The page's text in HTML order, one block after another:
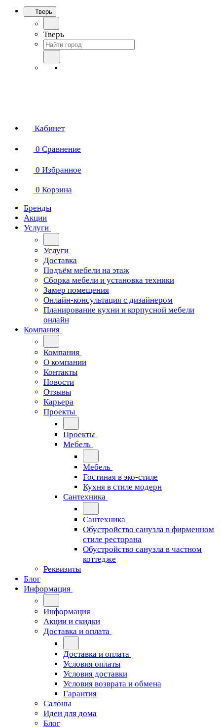
Тверь
Тверь
Кабинет
0 Сравнение
0 Избранное
0 Корзина
Бренды
Акции
Услуги
Услуги
Доставка
Подъём мебели на этаж
Сборка мебели и установка техники
Замер помещения
Онлайн-консультация с дизайнером
Планирование кухни и корпусной мебели
онлайн
Компания
Компания
О компании
Контакты
Новости
Отзывы
Карьера
Проекты
Проекты
Мебель
Мебель
Гостиная в эко-стиле
Кухня в стиле модерн
Сантехника
Сантехника
Обустройство санузла в фирменном
стиле ресторана
Обустройство санузла в частном
коттедже
Реквизиты
Блог
Информация
Информация
Акции и скидки
Доставка и оплата
Доставка и оплата
Условия оплаты
Условия доставки
Условия возврата и обмена
Гарантия
Салоны
Идеи для дома
Блог